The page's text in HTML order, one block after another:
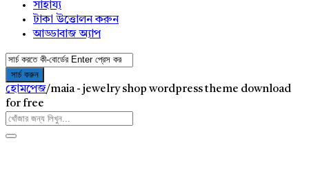
সাহায্য
টাকা উত্তোলন করুন
আড্ডাবাজ অ্যাপ
হোমপেজ/maia - jewelry shop wordpress theme download
for free